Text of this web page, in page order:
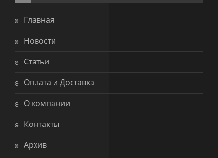
Главная
Новости
Статьи
Оплата и Доставка
О компании
Контакты
Архив